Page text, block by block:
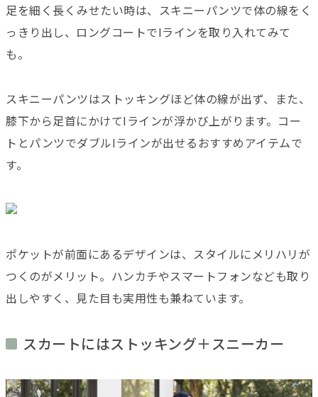
足を細く長くみせたい時は、スキニーパンツで体の線をく
っきり出し、ロングコートでIラインを取り入れてみて
も。
スキニーパンツはストッキングほど体の線が出ず、また、
膝下から足首にかけてIラインが浮かび上がります。コー
トとパンツでダブルIラインが出せるおすすめアイテムで
す。
ポケットが前面にあるデザインは、スタイルにメリハリが
つくのがメリット。ハンカチやスマートフォンなども取り
出しやすく、見た目も実用性も兼ねています。
スカートにはストッキング＋スニーカー